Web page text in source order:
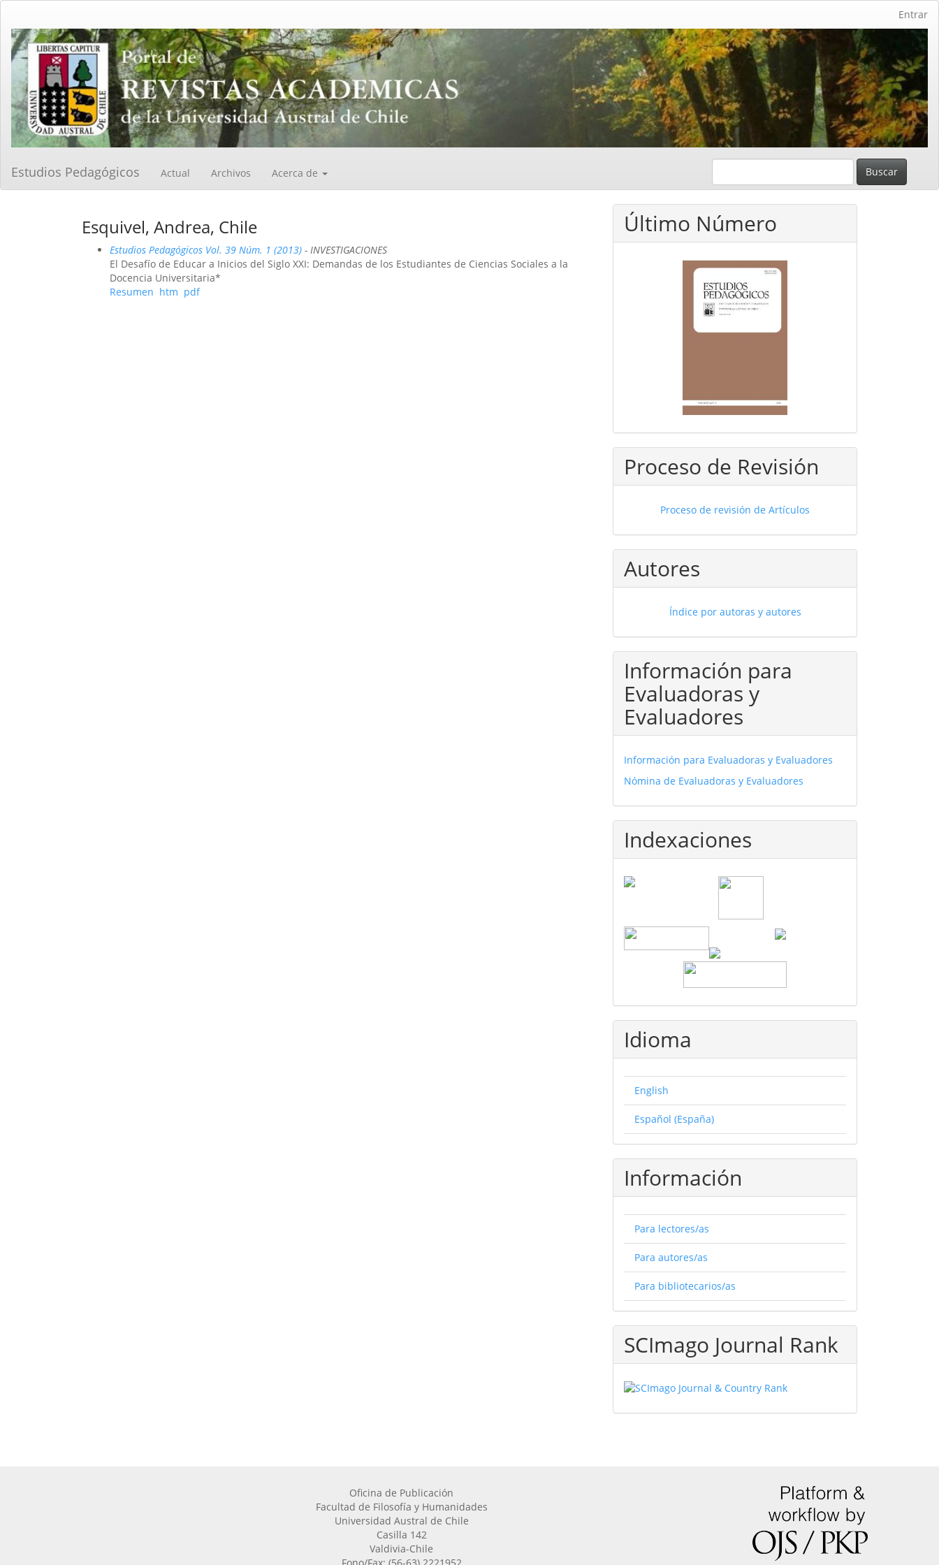
Contenido
principal
Barra
lateral
Entrar
Estudios Pedagógicos Actual Archivos Acerca de Buscar
Esquivel, Andrea, Chile
Estudios Pedagógicos Vol. 39 Núm. 1 (2013) - INVESTIGACIONES
El Desafío de Educar a Inicios del Siglo XXI: Demandas de los Estudiantes de Ciencias Sociales a la
Docencia Universitaria*
Resumen htm pdf
Último Número
Proceso de Revisión
Proceso de revisión de Artículos
Autores
Índice por autoras y autores
Información para
Evaluadoras y
Evaluadores
Información para Evaluadoras y Evaluadores
Nómina de Evaluadoras y Evaluadores
Indexaciones
Idioma
English
Español (España)
Información
Para lectores/as
Para autores/as
Para bibliotecarios/as
SCImago Journal Rank
Oficina de Publicación
Facultad de Filosofía y Humanidades
Universidad Austral de Chile
Casilla 142
Valdivia-Chile